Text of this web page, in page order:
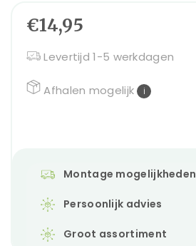
€14,95
Levertijd 1-5 werkdagen
Afhalen mogelijk i
Montage mogelijkheden
Persoonlijk advies
Groot assortiment